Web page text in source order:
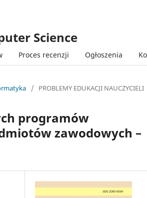
Science
Proces recenzji Ogłoszenia
/ PROBLEMY EDUKACJI NAUCZYCIELI
programów
zawodowych –